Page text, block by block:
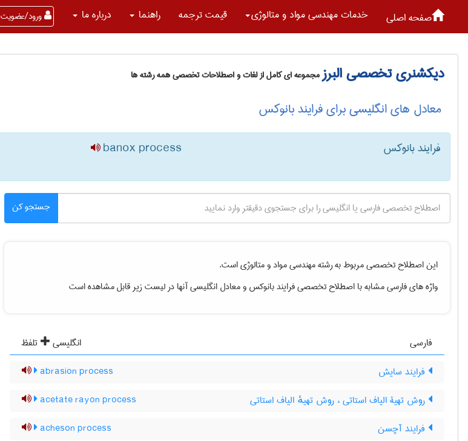
صفحه اصلی خدمات مهندسی مواد و متالوژی قیمت ترجمه راهنما درباره ما ورود/عضویت
دیکشنری تخصصی البرزمجموعه ای کامل از لغات و اصطلاحات تخصصی همه رشته ها
معادل های انگلیسی برای فرایند بانوکس
فرایند بانوکس banox process
جستجو کن
این اصطلاح تخصصی مربوط به رشتهمهندسی مواد و متالوژیاست.
واژه های فارسی مشابه با اصطلاح تخصصیفرایند بانوکسو معادل انگلیسی آنها در لیست زیر قابل مشاهده است
فارسی انگلیسی
تلفظ
فرایند سایش
abrasion process
روش تهیۀ الیاف استاتی ، روش تهیهٔ الیاف استاتی acetate rayon process
فرایند آچسن acheson process